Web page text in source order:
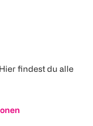
findest du alle